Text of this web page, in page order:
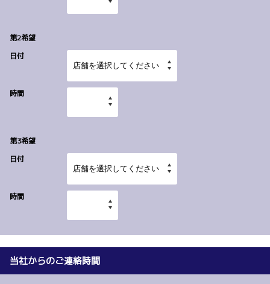
第2希望
日付
時間
第3希望
日付
時間
当社からのご連絡時間